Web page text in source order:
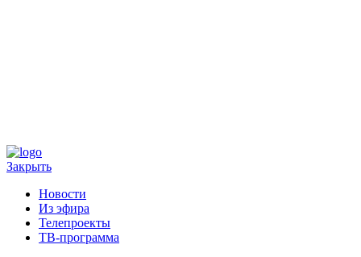
Закрыть
Новости
Из эфира
Телепроекты
ТВ-программа